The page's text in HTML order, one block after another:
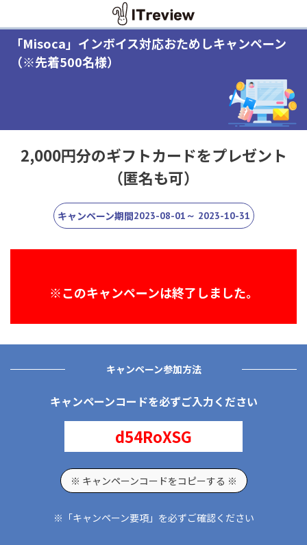
「Misoca」インボイス対応おためしキャンペーン
（※先着500名様）
2,000円分のギフトカードをプレゼント
（匿名も可）
キャンペーン期間2023-08-01～ 2023-10-31
※このキャンペーンは終了しました。
キャンペーン参加方法
キャンペーンコードを必ずご入力ください
d54RoXSG
※ キャンペーンコードをコピーする ※
※「キャンペーン要項」を必ずご確認ください